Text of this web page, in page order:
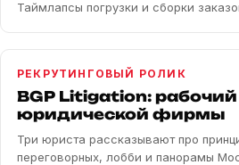
Таймлапсы погрузки и сборки
РЕКРУТИНГОВЫЙ РОЛИК
BGP Litigation:
юридической фирмы
Три юриста рассказывают про
переговорных, лобби и панорамы